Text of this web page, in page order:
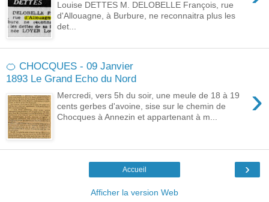
Louise DETTES M. DELOBELLE François, rue
d'Allouagne, à Burbure, ne reconnaitra plus les
det...
🍊 CHOCQUES - 09 Janvier
1893 Le Grand Echo du Nord
›
Mercredi, vers 5h du soir, une meule de 18 à 19
cents gerbes d'avoine, sise sur le chemin de
Chocques à Annezin et appartenant à m...
›
Accueil
Afficher la version Web